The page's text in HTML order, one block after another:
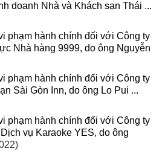
doanh Nhà và Khách sạn Thái ...
phạm hành chính đối với Công ty
Nhà hàng 9999, do ông Nguyễn
phạm hành chính đối với Công ty
Sài Gòn Inn, do ông Lo Pui ...
phạm hành chính đối với Công ty
vụ Karaoke YES, do ông